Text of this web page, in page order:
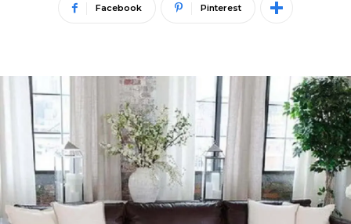
Facebook Pinterest